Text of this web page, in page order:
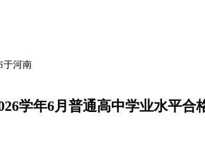
于河南
学年6月普通高中学业水平合